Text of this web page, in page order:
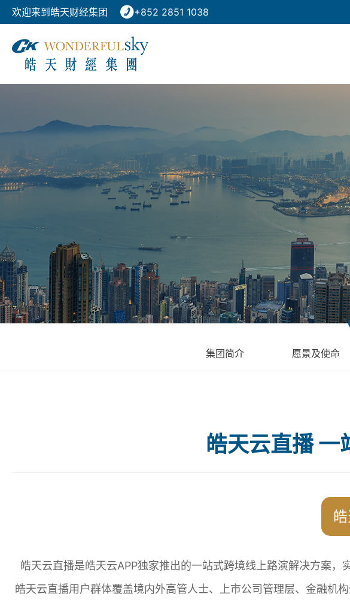
欢迎来到皓天财经集团 +852 2851 1038
集团简介 愿景及使命
皓天云直播 一
皓天云直播是皓天云APP独家推出的一站式跨境线上路演解决方案
皓天云直播用户群体覆盖境内外高管人士、上市公司管理层、金融机